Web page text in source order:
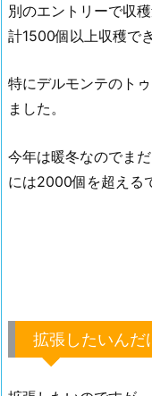
別のエントリーで収
計1500個以上収穫で
特にデルモンテのト
ました。
今年は暖冬なのでま
には2000個を超える
拡張したいんだ